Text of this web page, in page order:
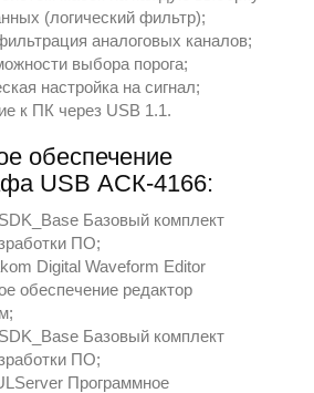
(логический фильтр);
аналоговых каналов;
выбора порога;
настройка на сигнал;
к ПК через USB 1.1.
обеспечение
USB АСК-4166:
Базовый комплект
ПО;
Digital Waveform Editor
обеспечение редактор
Базовый комплект
ПО;
Программное